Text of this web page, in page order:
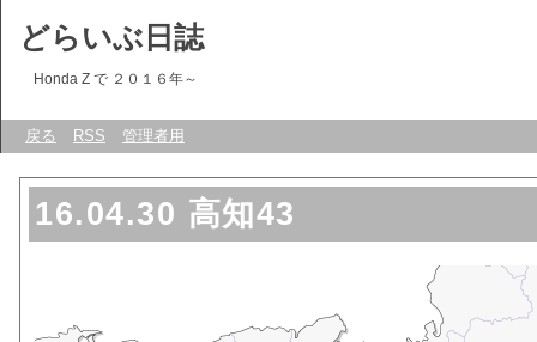
どらいぶ日誌
Honda Z で ２０１６年～
戻る RSS 管理者用
16.04.30 高知43